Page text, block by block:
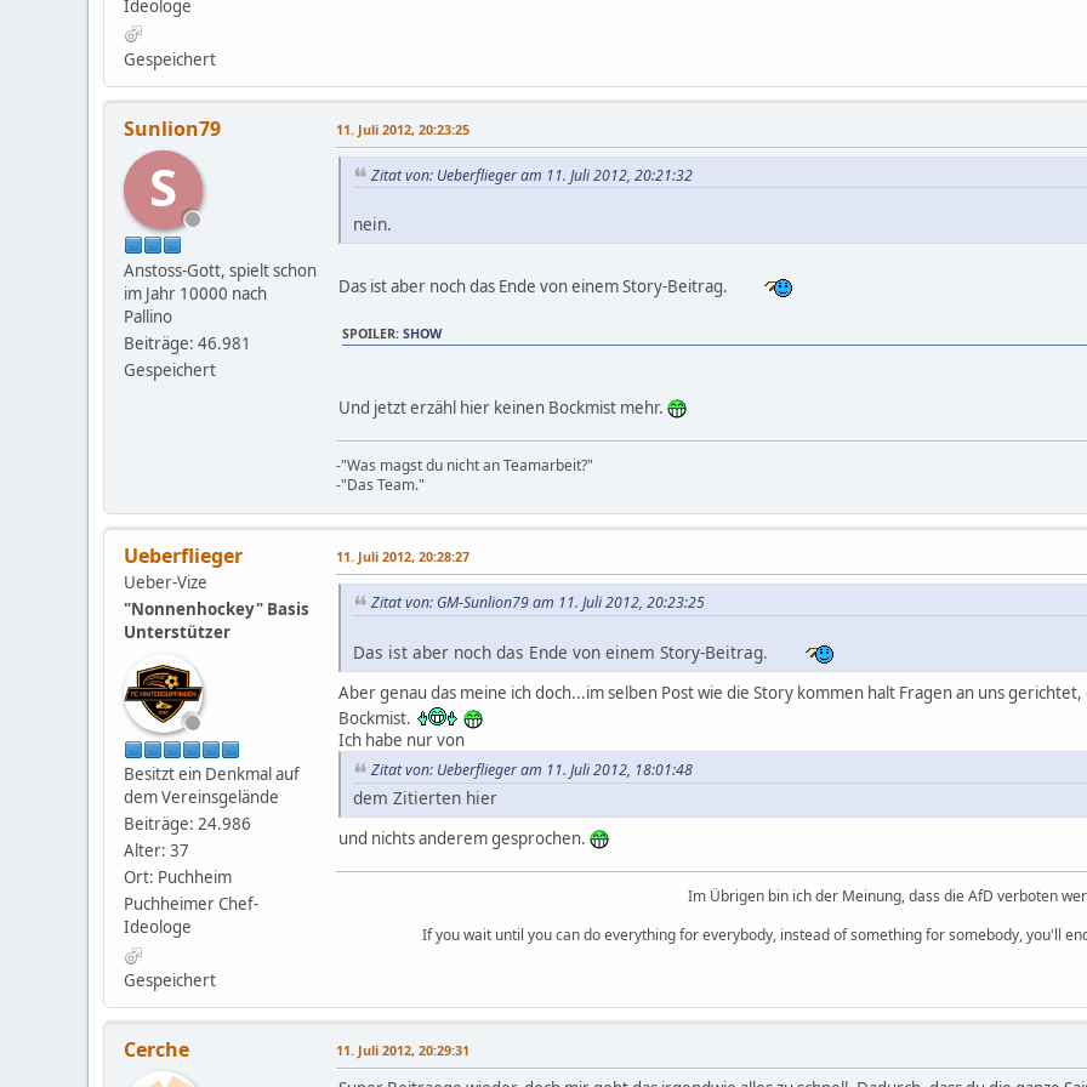
Ideologe
Gespeichert
Sunlion79
S
Anstoss-Gott, spielt schon
im Jahr 10000 nach
Pallino
Beiträge: 46.981
Gespeichert
11. Juli 2012, 20:23:25
Zitat von: Ueberflieger am 11. Juli 2012, 20:21:32
nein.
Das ist aber noch das Ende von einem Story-Beitrag.
SPOILER: SHOW
Und jetzt erzähl hier keinen Bockmist mehr.
-"Was magst du nicht an Teamarbeit?"
-"Das Team."
Ueberflieger
Ueber-Vize
"Nonnenhockey" Basis
Unterstützer
Besitzt ein Denkmal auf
dem Vereinsgelände
Beiträge: 24.986
Alter: 37
Ort: Puchheim
Puchheimer Chef-
Ideologe
Gespeichert
11. Juli 2012, 20:28:27
Zitat von: GM-Sunlion79 am 11. Juli 2012, 20:23:25
Das ist aber noch das Ende von einem Story-Beitrag.
Aber genau das meine ich doch...im selben Post wie die Story kommen halt Fragen an uns
Bockmist.
Ich habe nur von
Zitat von: Ueberflieger am 11. Juli 2012, 18:01:48
dem Zitierten hier
und nichts anderem gesprochen.
Im Übrigen bin ich der Meinung, dass die AfD verboten
If you wait until you can do everything for everybody, instead of something for somebody, you'll
Cerche 11. Juli 2012, 20:29:31